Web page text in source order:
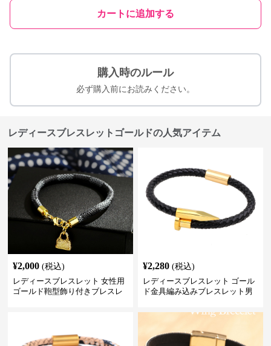
カートに追加する
購入時のルール
必ず購入前にお読みください。
レディースブレスレットゴールドの人気アイテム
¥2,000 (税込)
レディースブレスレット 女性用
ゴールド鞄型飾り付きブレスレ
¥2,280 (税込)
レディースブレスレット ゴール
ド金具編み込みブレスレット男